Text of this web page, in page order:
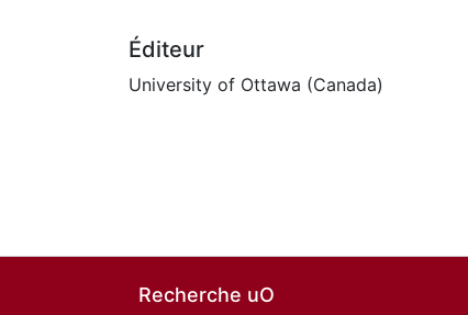
Éditeur
University of Ottawa (Canada)
Recherche uO